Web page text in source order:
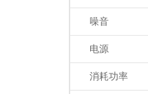
噪音
电源
消耗功率